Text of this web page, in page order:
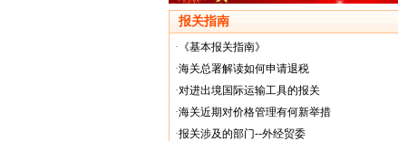
报关指南
· 《基本报关指南》
·海关总署解读如何申请退税
·对进出境国际运输工具的报关
·海关近期对价格管理有何新举措
·报关涉及的部门--外经贸委